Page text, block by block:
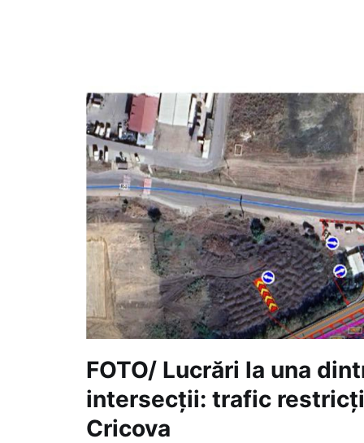
FOTO/ Lucrări la una
intersecții: trafic
Cricova